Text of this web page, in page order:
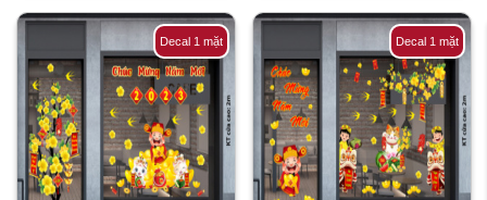
Decal 1 mặt Decal 1 mặt